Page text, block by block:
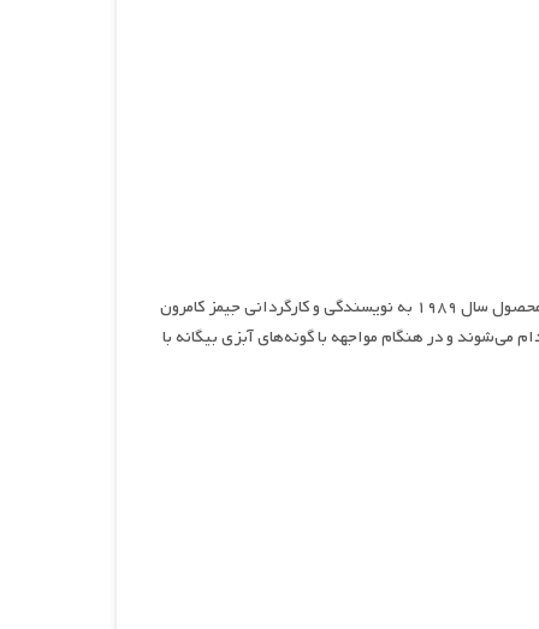
پرتگاه، نام فیلمی ماجراجویی، درام، معمایی، علمی تخیلی و هیجان انگیز محصول سال ۱۹۸۹ به نویسندگی و کارگردانی جیمز کامرون
و در هنگام مواجهه با گونه‌های آبزی بیگانه با